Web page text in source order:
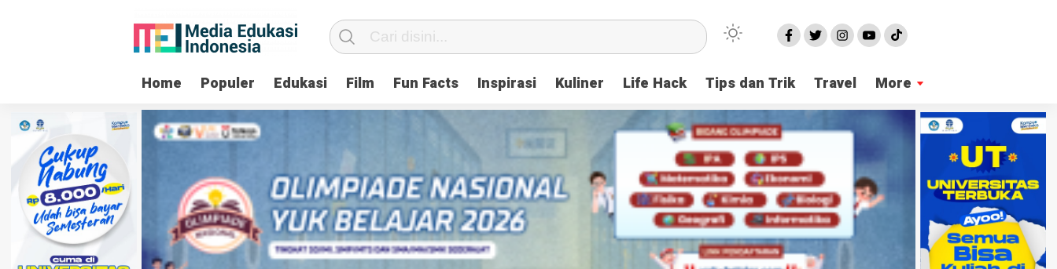
Home Populer Edukasi Film Fun Facts Inspirasi Kuliner Life Hack Tips dan Trik Travel More